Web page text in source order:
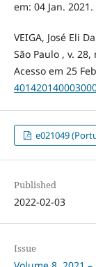
em: 04 Jan. 2021.
VEIGA, José Eli
São Paulo , v.
Acesso em 25
e021049
Published
2022-02-03
Issue